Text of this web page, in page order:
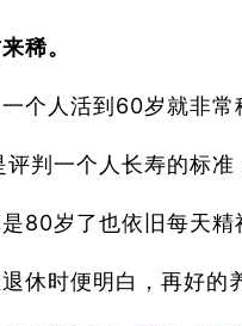
稀。
个人活到60岁就非常
判一个人长寿的标
80岁了也依旧每天
休时便明白，再好的